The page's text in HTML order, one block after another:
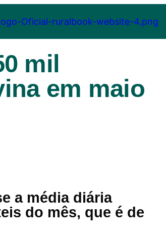
mil
em maio
a média diária
do mês, que é de